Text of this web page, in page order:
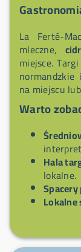
La Ferté-
mleczne, cidr
miejsce.
na miejscu
Warto
Hala
lokalne.